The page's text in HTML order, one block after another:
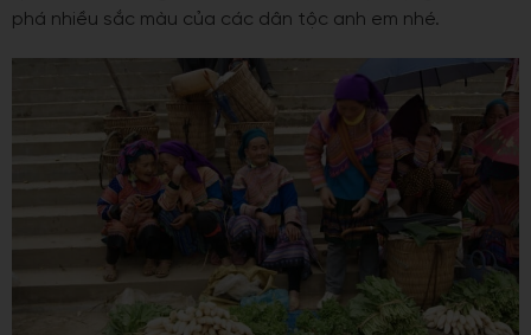
phá nhiều sắc màu của các dân tộc anh em nhé.